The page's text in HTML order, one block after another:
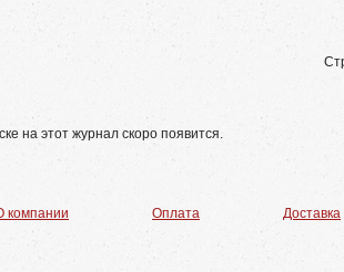
на этот журнал скоро появится.
компании Оплата Доставка